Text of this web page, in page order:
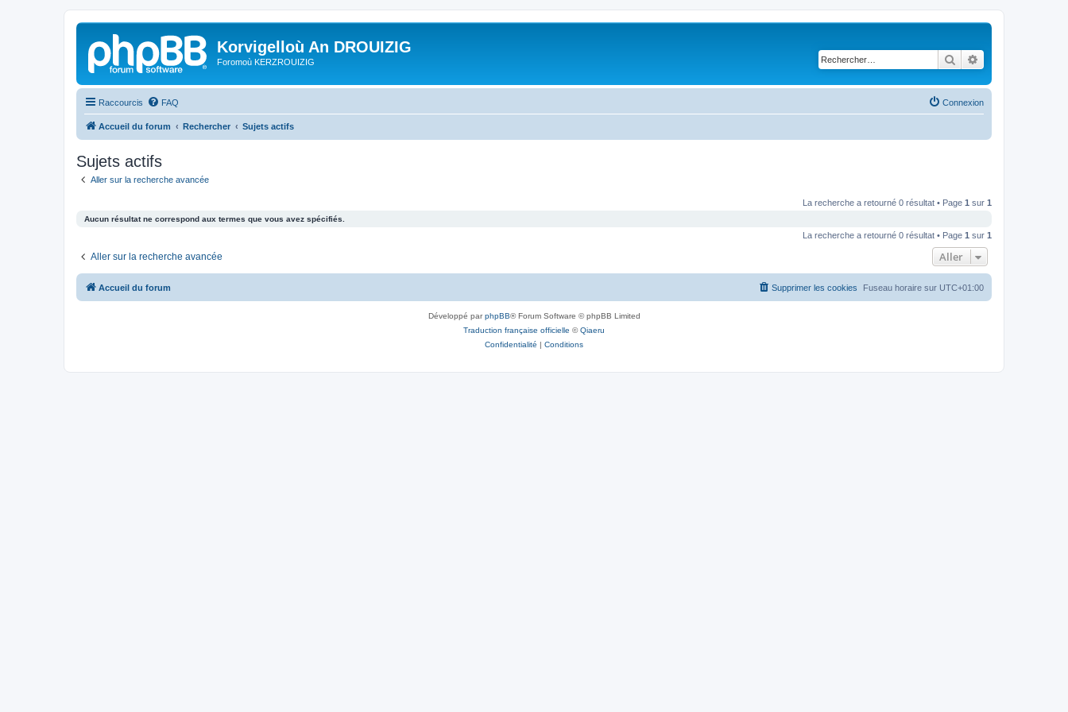
Korvigelloù An DROUIZIG
Foromoù KERZROUIZIG Rechercher
Raccourcis FAQ Connexion
Accueil du forum Rechercher Sujets actifs
Sujets actifs
Aller sur la recherche avancée
La recherche a retourné 0 résultat • Page 1 sur 1
Aucun résultat ne correspond aux termes que vous avez spécifiés.
La recherche a retourné 0 résultat • Page 1 sur 1
Aller sur la recherche avancée Aller
Accueil du forum Fuseau horaire sur UTC+01:00
Supprimer les cookies
Développé parphpBB® Forum Software © phpBB Limited
Traduction française officielle ©Qiaeru
Confidentialité | Conditions